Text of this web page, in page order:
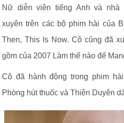
Nữ diễn viên tiếng Anh và
xuyên trên các bộ phim hài của
Then, This Is Now. Cô cũng đã
gồm của 2007 Làm thế nào để
Cô đã hành động trong phim
Phòng hút thuốc và Thiện Duyên